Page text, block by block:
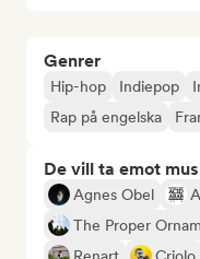
Genrer
Hip-hop Indiepop
Rap på engelska
De vill ta emot
Agnes Obel
The Proper